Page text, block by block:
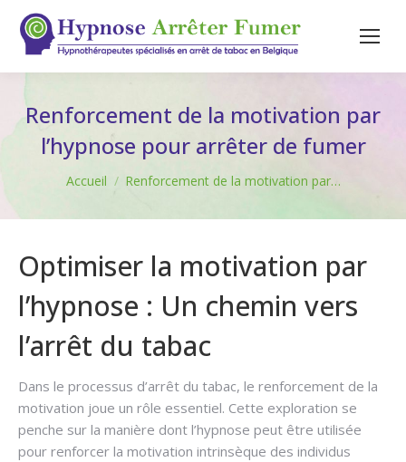
Renforcement de la motivation par
l’hypnose pour arrêter de fumer
Vous êtes ici :
Accueil Renforcement de la motivation par…
Optimiser la motivation par
l’hypnose : Un chemin vers
l’arrêt du tabac
Dans le processus d’arrêt du tabac, le renforcement de la
motivation joue un rôle essentiel. Cette exploration se
penche sur la manière dont l’hypnose peut être utilisée
pour renforcer la motivation intrinsèque des individus